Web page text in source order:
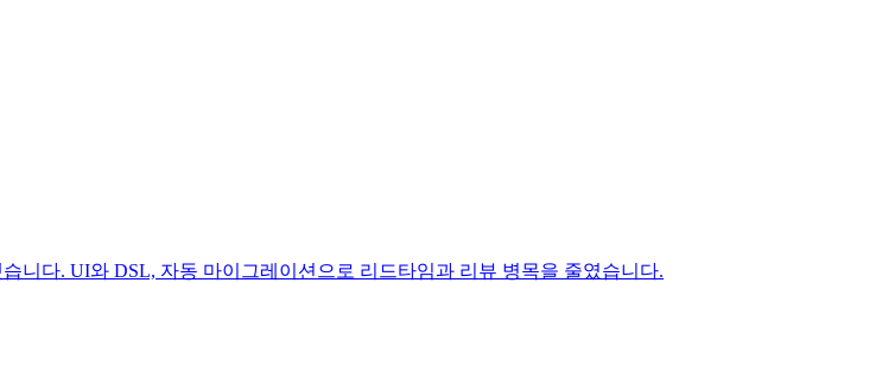
니다. UI와 DSL, 자동 마이그레이션으로 리드타임과 리뷰 병목을 줄였습니다.